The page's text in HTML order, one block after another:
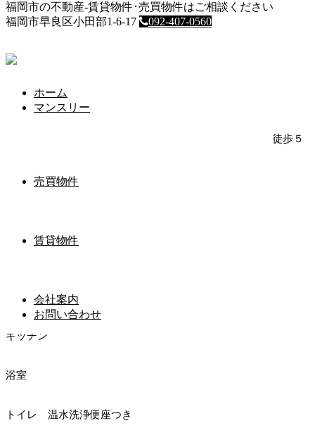
福岡市の不動産-賃貸物件･売買物件はご相談ください
福岡市早良区小田部1-6-17
092-407-0560
ホーム
マンスリー
売買物件
賃貸物件
会社案内
お問い合わせ
HOME
マンスリー
エステートモア祇園
空港線 祇園駅 徒歩５分 / 七隈線 櫛田神社前駅 徒歩５
＞物件動画はこちらをクリック＜
室内写真
キッチン
浴室
トイレ 温水洗浄便座つき